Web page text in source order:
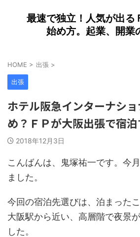
最速で独立！人気が出る
始め方。起業、開業
HOME > 出張 >
出張
ホテル阪急インターナシ
め？ＦＰが大阪出張で宿泊
2018年12月3日
こんばんは、鬼塚祐一です。今
ました。
今回の宿泊先選びは、泊まった
大阪駅から近い、高層階で夜景
した。